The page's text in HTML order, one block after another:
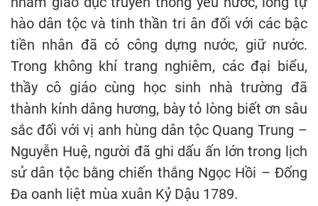
hào dân tộc và tinh thần tri ân đối với các bậc
tiền nhân đã có công dựng nước, giữ nước.
Trong không khí trang nghiêm, các đại biểu,
thầy cô giáo cùng học sinh nhà trường đã
thành kính dâng hương, bày tỏ lòng biết ơn sâu
sắc đối với vị anh hùng dân tộc Quang Trung –
Nguyễn Huệ, người đã ghi dấu ấn lớn trong lịch
sử dân tộc bằng chiến thắng Ngọc Hồi – Đống
Đa oanh liệt mùa xuân Kỷ Dậu 1789.